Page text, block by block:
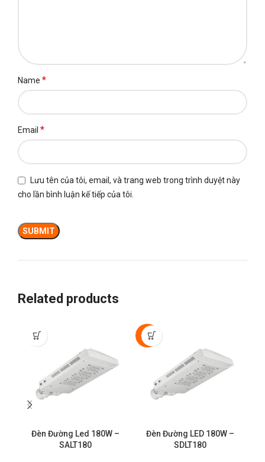
Name *
Email *
Lưu tên của tôi, email, và trang web trong trình duyệt này
cho lần bình luận kế tiếp của tôi.
Related products
Đèn Đường Led 180W –
SALT180
-50%
Đèn Đường LED 180W –
SDLT180